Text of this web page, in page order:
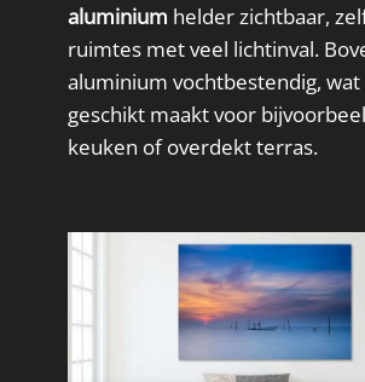
aluminium helder zichtbaar,
ruimtes met veel lichtinval.
aluminium vochtbestendig,
geschikt maakt voor
keuken of overdekt terras.